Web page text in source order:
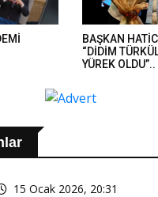
BAŞKAN
“DİDİM
YÜREK OLDU”..
15 Ocak 2026, 20:31